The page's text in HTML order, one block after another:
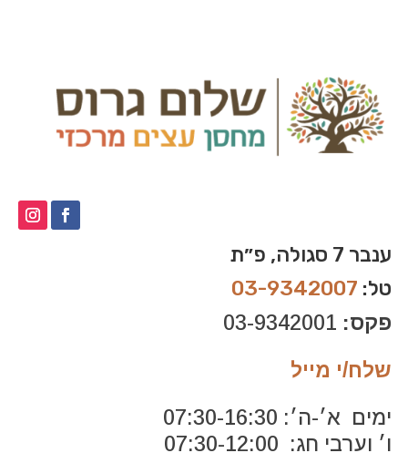
ענבר 7 סגולה, פ״ת
טל: 03-9342007
פקס:
שלח/י מייל
ימים א׳-ה׳: 07:30-16:30
ו׳ וערבי חג: 07:30-12:00